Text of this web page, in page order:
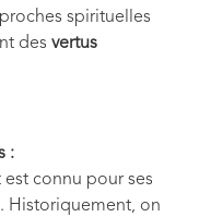
spirituelles
des vertus
:
est connu pour ses
Historiquement, on